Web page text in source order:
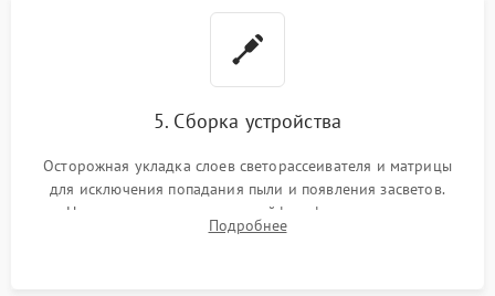
5. Сборка устройства
Осторожная укладка слоев светорассеивателя и матрицы
для исключения попадания пыли и появления засветов.
Надежное подключение шлейфов, фиксация плат и
аккуратное защелкивание пластикового корпуса монитора.
Подробнее